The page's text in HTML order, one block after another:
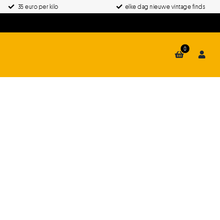
35 euro per kilo elke dag nieuwe vintage finds
0